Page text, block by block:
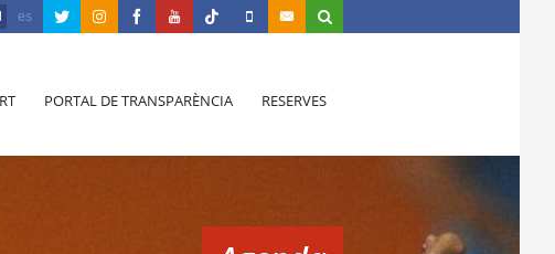
es
PORTAL DE TRANSPARÈNCIA RESERVES